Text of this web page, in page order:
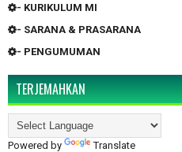
- KURIKULUM MI
- SARANA & PRASARANA
- PENGUMUMAN
TERJEMAHKAN
Powered by Translate